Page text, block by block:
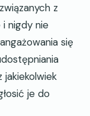
z
nigdy nie
się
jakiekolwiek
je do